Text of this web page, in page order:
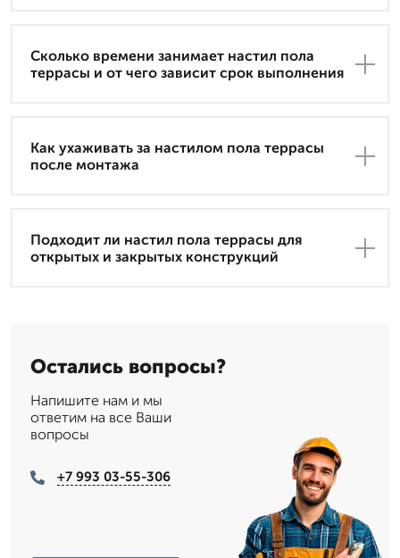
Сколько времени занимает настил пола
террасы и от чего зависит срок выполнения
Как ухаживать за настилом пола террасы
после монтажа
Подходит ли настил пола террасы для
открытых и закрытых конструкций
Остались вопросы?
Напишите нам и мы
ответим на все Ваши
вопросы
+7 993 03-55-306